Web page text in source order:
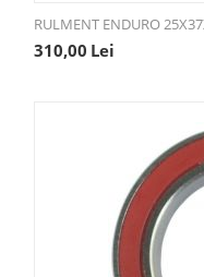
RULMENT ENDURO
310,00 Lei